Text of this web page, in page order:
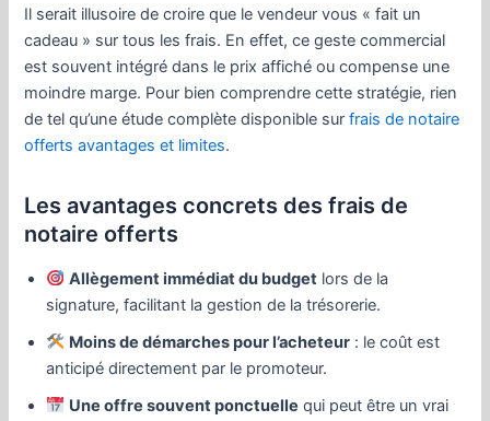
Il serait illusoire de croire que le vendeur vous « fait un
cadeau » sur tous les frais. En effet, ce geste commercial
est souvent intégré dans le prix affiché ou compense une
moindre marge. Pour bien comprendre cette stratégie, rien
de tel qu’une étude complète disponible surfrais de notaire
offerts avantages et limites.
Les avantages concrets des frais de
notaire offerts
Allègement immédiat du budget lors de la
signature, facilitant la gestion de la trésorerie.
Moins de démarches pour l’acheteur : le coût est
anticipé directement par le promoteur.
Une offre souvent ponctuelle qui peut être un vrai